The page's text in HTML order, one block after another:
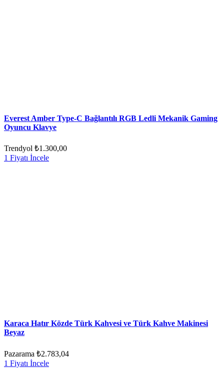
Everest Amber Type-C Bağlantılı RGB Ledli Mekanik Gaming
Oyuncu Klavye
Trendyol ₺1.300,00
1 Fiyatı İncele
Karaca Hatır Közde Türk Kahvesi ve Türk Kahve Makinesi
Beyaz
Pazarama ₺2.783,04
1 Fiyatı İncele